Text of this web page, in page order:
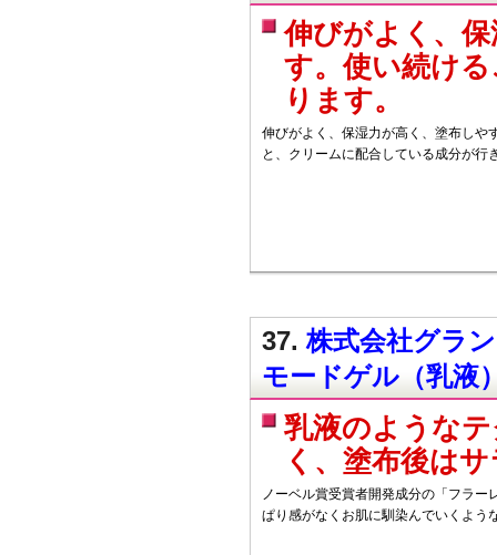
伸びがよく、
す。使い続け
ります。
伸びがよく、保湿力が高く、塗布しや
と、クリームに配合している成分が行
37.株式会社グラ
モードゲル（乳液
乳液のような
く、塗布後は
ノーベル賞受賞者開発成分の「フラー
ぱり感がなくお肌に馴染んでいくよう